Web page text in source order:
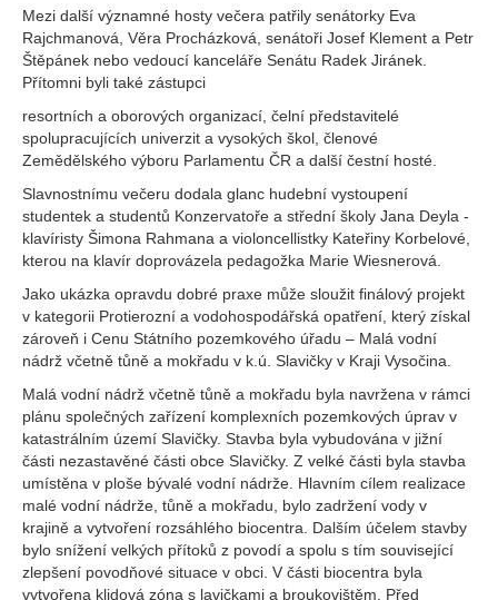
Mezi další významné hosty večera patřily senátorky Eva
Rajchmanová, Věra Procházková, senátoři Josef Klement a Petr
Štěpánek nebo vedoucí kanceláře Senátu Radek Jiránek.
Přítomni byli také zástupci
resortních a oborových organizací, čelní představitelé
spolupracujících univerzit a vysokých škol, členové
Zemědělského výboru Parlamentu ČR a další čestní hosté.
Slavnostnímu večeru dodala glanc hudební vystoupení
studentek a studentů Konzervatoře a střední školy Jana Deyla -
klavíristy Šimona Rahmana a violoncellistky Kateřiny Korbelové,
kterou na klavír doprovázela pedagožka Marie Wiesnerová.
Jako ukázka opravdu dobré praxe může sloužit finálový projekt
v kategorii Protierozní a vodohospodářská opatření, který získal
zároveň i Cenu Státního pozemkového úřadu – Malá vodní
nádrž včetně tůně a mokřadu v k.ú. Slavičky v Kraji Vysočina.
Malá vodní nádrž včetně tůně a mokřadu byla navržena v rámci
plánu společných zařízení komplexních pozemkových úprav v
katastrálním území Slavičky. Stavba byla vybudována v jižní
části nezastavěné části obce Slavičky. Z velké části byla stavba
umístěna v ploše bývalé vodní nádrže. Hlavním cílem realizace
malé vodní nádrže, tůně a mokřadu, bylo zadržení vody v
krajině a vytvoření rozsáhlého biocentra. Dalším účelem stavby
bylo snížení velkých přítoků z povodí a spolu s tím související
zlepšení povodňové situace v obci. V části biocentra byla
vytvořena klidová zóna s lavičkami a broukovištěm. Před